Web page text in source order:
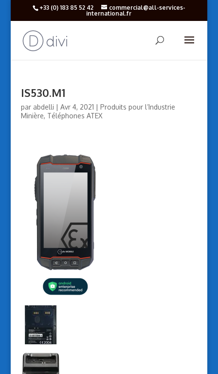
+33 (‎0) 183 85 52 42
commercial@all-services-
international.fr
IS530.M1
par abdelli | Avr 4, 2021 | Produits pour l’Industrie
Minière, Téléphones ATEX